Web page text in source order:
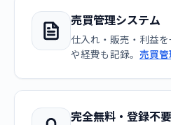
売買管理システム
仕入れ・販売・利益
や経費も記録。 売買
完全無料・登録不要